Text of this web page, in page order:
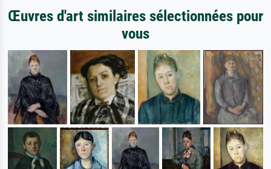
Œuvres d'art similaires sélectionnées pour
vous